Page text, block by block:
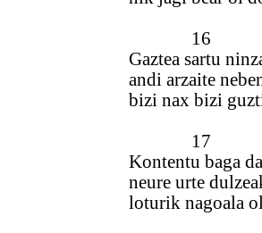
16
Gaztea sartu
andi arzaite
bizi nax bizi
17
Kontentu baga
neure urte
loturik nagoala